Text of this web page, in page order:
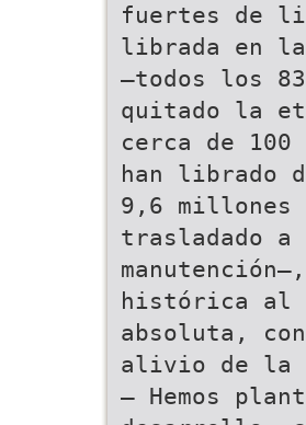
fuertes de
librada en la
—todos los
quitado la
cerca de
han librado
9,6 millones
trasladado a
histórica al
absoluta,
alivio de la
— Hemos